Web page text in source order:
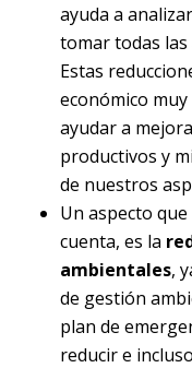
ayuda a
tomar todas las
Estas
económico
ayudar a
productivos y
de nuestros
Un aspecto
cuenta, es la
ambientales,
de gestión
plan de
reducir e